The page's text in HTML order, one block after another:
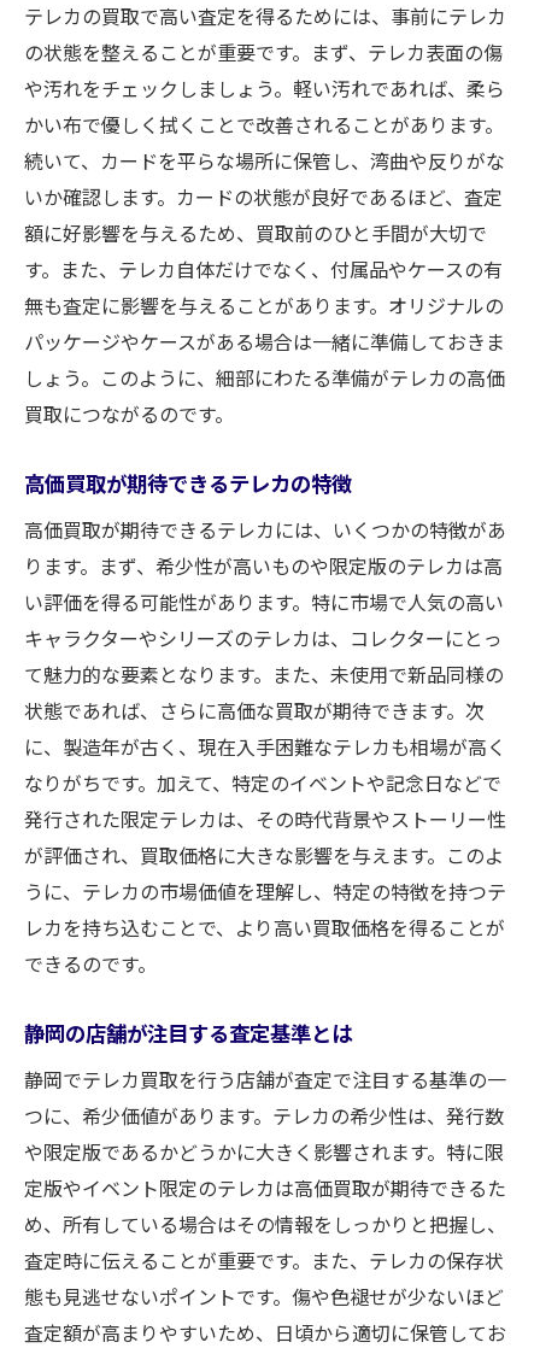
テレカの買取で高い査定を得るためには、事前にテレカ
の状態を整えることが重要です。まず、テレカ表面の傷
や汚れをチェックしましょう。軽い汚れであれば、柔ら
かい布で優しく拭くことで改善されることがあります。
続いて、カードを平らな場所に保管し、湾曲や反りがな
いか確認します。カードの状態が良好であるほど、査定
額に好影響を与えるため、買取前のひと手間が大切で
す。また、テレカ自体だけでなく、付属品やケースの有
無も査定に影響を与えることがあります。オリジナルの
パッケージやケースがある場合は一緒に準備しておきま
しょう。このように、細部にわたる準備がテレカの高価
買取につながるのです。
高価買取が期待できるテレカの特徴
高価買取が期待できるテレカには、いくつかの特徴があ
ります。まず、希少性が高いものや限定版のテレカは高
い評価を得る可能性があります。特に市場で人気の高い
キャラクターやシリーズのテレカは、コレクターにとっ
て魅力的な要素となります。また、未使用で新品同様の
状態であれば、さらに高価な買取が期待できます。次
に、製造年が古く、現在入手困難なテレカも相場が高く
なりがちです。加えて、特定のイベントや記念日などで
発行された限定テレカは、その時代背景やストーリー性
が評価され、買取価格に大きな影響を与えます。このよ
うに、テレカの市場価値を理解し、特定の特徴を持つテ
レカを持ち込むことで、より高い買取価格を得ることが
できるのです。
静岡の店舗が注目する査定基準とは
静岡でテレカ買取を行う店舗が査定で注目する基準の一
つに、希少価値があります。テレカの希少性は、発行数
や限定版であるかどうかに大きく影響されます。特に限
定版やイベント限定のテレカは高価買取が期待できるた
め、所有している場合はその情報をしっかりと把握し、
査定時に伝えることが重要です。また、テレカの保存状
態も見逃せないポイントです。傷や色褪せが少ないほど
査定額が高まりやすいため、日頃から適切に保管してお